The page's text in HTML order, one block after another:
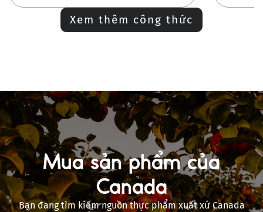
Xem thêm công thức
Mua sản phẩm của
Canada
Bạn đang tìm kiếm nguồn thực phẩm xuất xứ Canada